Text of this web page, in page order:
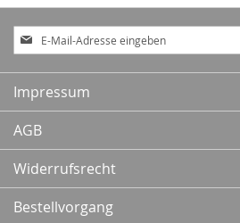
Anmeldung
zum
Newsletter:
Impressum
AGB
Widerrufsrecht
Bestellvorgang